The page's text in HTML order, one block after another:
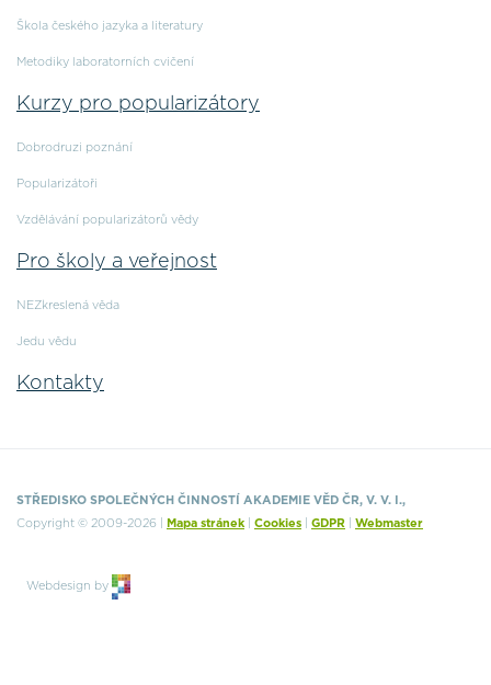
Škola českého jazyka a literatury
Metodiky laboratorních cvičení
Kurzy pro popularizátory
Dobrodruzi poznání
Popularizátoři
Vzdělávání popularizátorů vědy
Pro školy a veřejnost
NEZkreslená věda
Jedu vědu
Kontakty
STŘEDISKO SPOLEČNÝCH ČINNOSTÍ AKADEMIE VĚD ČR, V. V. I.,
Copyright © 2009-2026 |
Mapa stránek Cookies GDPR Webmaster
Webdesign by